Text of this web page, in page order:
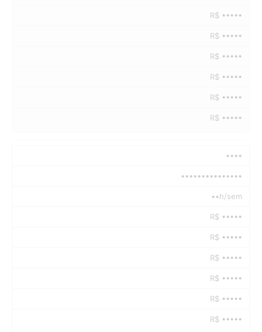
R$ •••••
R$ •••••
R$ •••••
R$ •••••
R$ •••••
R$ •••••
••••
•••••••••••••••
••h/sem
R$ •••••
R$ •••••
R$ •••••
R$ •••••
R$ •••••
R$ •••••